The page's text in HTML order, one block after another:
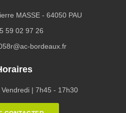
MASSE - 64050 PAU
59 02 97 26
bordeaux.fr
| 7h45 - 17h30